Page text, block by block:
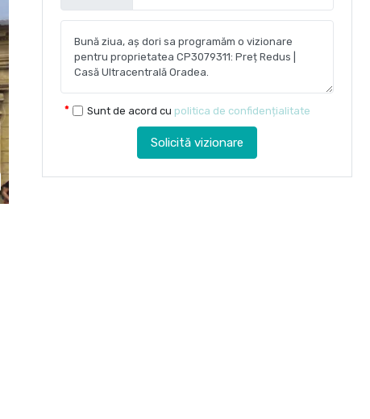
Sunt de acord cu politica de confidențialitate
Solicită vizionare